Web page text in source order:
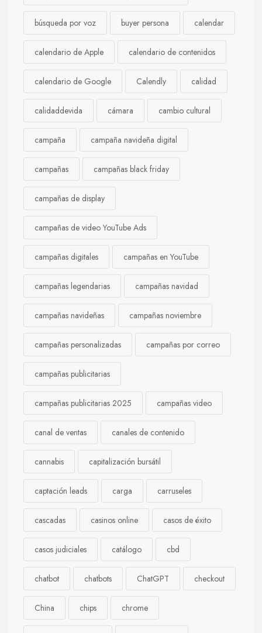
búsqueda por voz buyer persona calendar
calendario de Apple calendario de contenidos
calendario de Google Calendly calidad
calidaddevida cámara cambio cultural
campaña campaña navideña digital
campañas campañas black friday
campañas de display
campañas de video YouTube Ads
campañas digitales campañas en YouTube
campañas legendarias campañas navidad
campañas navideñas campañas noviembre
campañas personalizadas campañas por correo
campañas publicitarias
campañas publicitarias 2025 campañas video
canal de ventas canales de contenido
cannabis capitalización bursátil
captación leads carga carruseles
cascadas casinos online casos de éxito
casos judiciales catálogo cbd
chatbot chatbots ChatGPT checkout
China chips chrome